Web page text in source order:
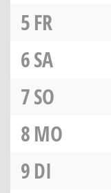
5FR
6SA
7SO
8MO
9DI